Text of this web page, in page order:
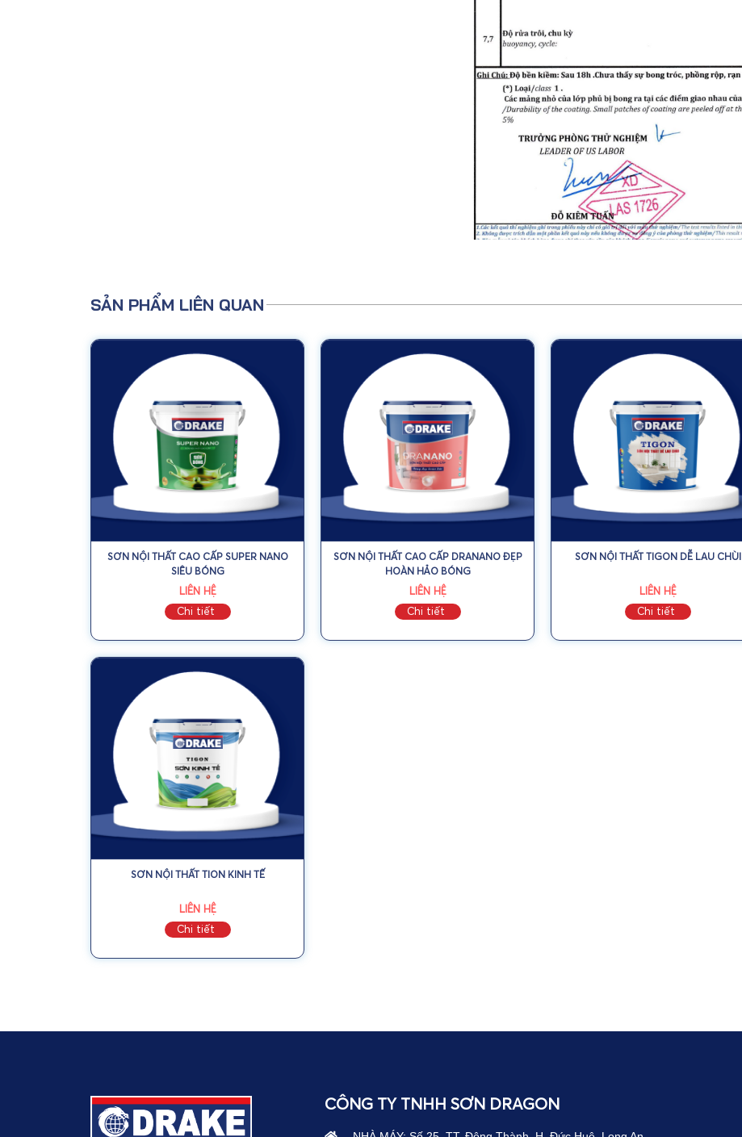
SẢN PHẨM LIÊN QUAN
SƠN NỘI THẤT CAO CẤP SUPER NANO
SIÊU BÓNG
LIÊN HỆ
Chi tiết
SƠN NỘI THẤT CAO CẤP DRANANO ĐẸP
HOÀN HẢO BÓNG
LIÊN HỆ
Chi tiết
SƠN NỘI THẤT TIGON DỄ LAU CHÙI
LIÊN HỆ
Chi tiết
SƠN NỘI THẤT TION KINH TẾ
LIÊN HỆ
Chi tiết
CÔNG TY TNHH SƠN DRAGON